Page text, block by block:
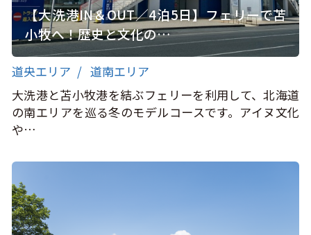
【大洗港IN＆OUT／4泊5日】フェリーで苫
小牧へ！歴史と文化の…
道央エリア
道南エリア
大洗港と苫小牧港を結ぶフェリーを利用して、北海道
の南エリアを巡る冬のモデルコースです。アイヌ文化
や…